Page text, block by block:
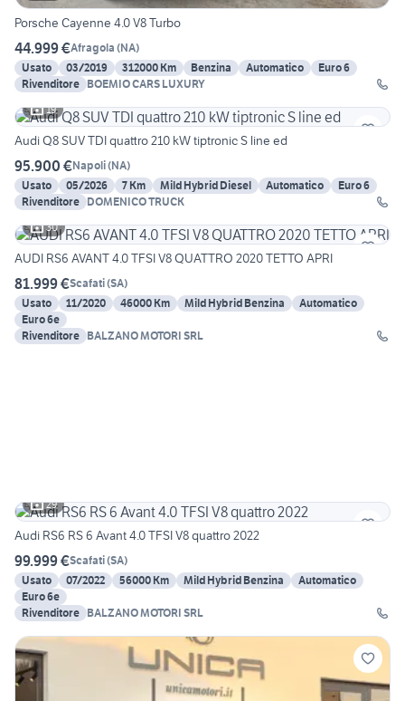
Porsche Cayenne 4.0 V8 Turbo
44.999 €Afragola (NA)
Usato
03/2019 312000 Km Benzina Automatico
Euro 6
Rivenditore BOEMIO CARS LUXURY
19
Audi Q8 SUV TDI quattro 210 kW tiptronic S line ed
95.900 €Napoli(NA)
Usato
05/2026 7 Km Mild Hybrid Diesel Automatico
Euro 6
Rivenditore DOMENICO TRUCK
30
AUDI RS6 AVANT 4.0 TFSI V8 QUATTRO 2020 TETTO APRI
81.999 €Scafati(SA)
Usato
11/2020 46000 Km Mild Hybrid Benzina
Automatico
Euro 6e
Rivenditore BALZANO MOTORI SRL
29
Audi RS6 RS 6 Avant 4.0 TFSI V8 quattro 2022
99.999 €Scafati(SA)
Usato
07/2022 56000 Km Mild Hybrid Benzina
Automatico
Euro 6e
Rivenditore BALZANO MOTORI SRL